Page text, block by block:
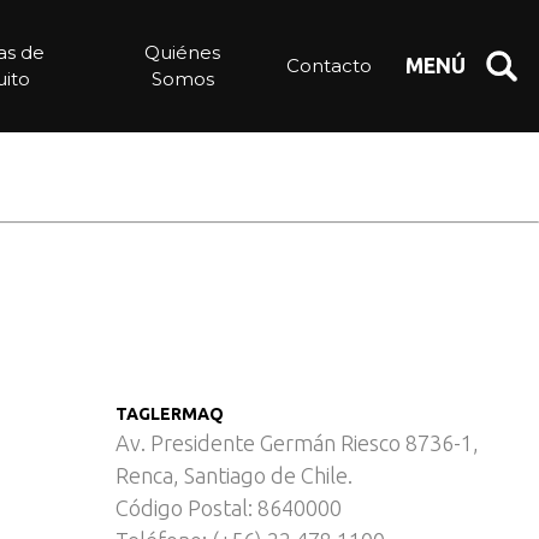
de
Quiénes
Somos
Contacto MENÚ
TAGLERMAQ
Av. Presidente Germán Riesco 8736-1,
Renca, Santiago de Chile.
Código Postal: 8640000